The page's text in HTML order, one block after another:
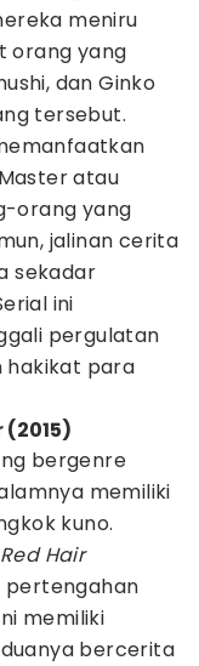
meniru
orang yang
dan Ginko
tersebut.
atau
orang yang
jalinan cerita
sekadar
ini
pergulatan
hakikat para
(2015)
bergenre
memiliki
kuno.
Hair
pertengahan
memiliki
bercerita